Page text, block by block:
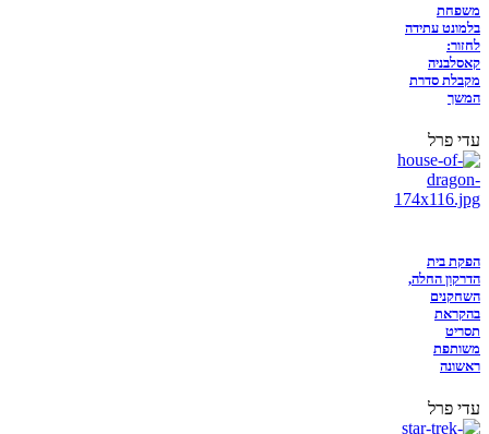
משפחת
בלמונט עתידה
לחזור:
קאסלבניה
מקבלת סדרת
המשך
עדי פרל
הפקת בית
הדרקון החלה,
השחקנים
בהקראת
תסריט
משותפת
ראשונה
עדי פרל